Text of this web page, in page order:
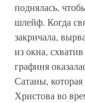
поднялась,
шлейф. Когда
закричала,
из окна,
графиня
Сатаны,
Христова во